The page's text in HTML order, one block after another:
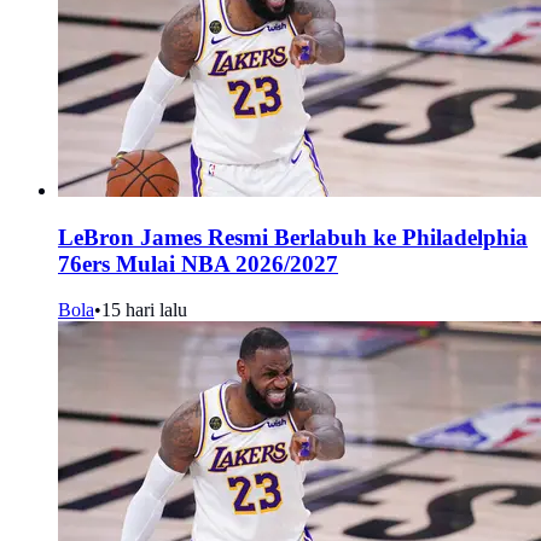
LeBron James Resmi Berlabuh ke Philadelphia
76ers Mulai NBA 2026/2027
Bola•15 hari lalu